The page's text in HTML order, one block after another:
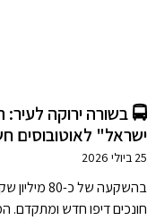
🚍 בשורה ירוקה
ישראל" לאוטובוסים
25 ביולי 2026
בהשקעה של